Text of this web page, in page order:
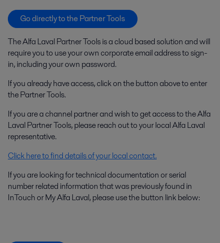
Go directly to the Partner Tools
The Alfa Laval Partner Tools is a cloud based solution and will
require you to use your own corporate email address to sign-
in, including your own password.
If you already have access, click on the button above to enter
the Partner Tools.
If you are a channel partner and wish to get access to the Alfa
Laval Partner Tools, please reach out to your local Alfa Laval
representative.
Click here to find details of your local contact.
If you are looking for technical documentation or serial
number related information that was previously found in
InTouch or My Alfa Laval, please use the button link below: